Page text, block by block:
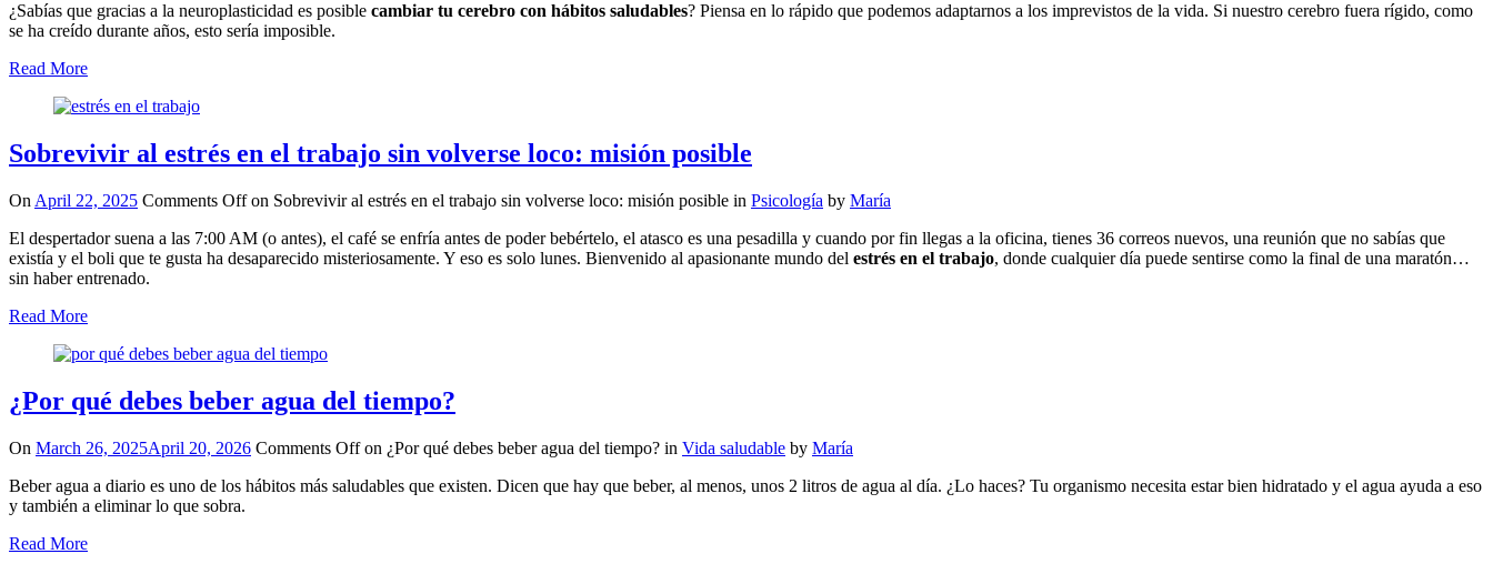
¿Sabías que gracias a la neuroplasticidad es posible cambiar tu cerebro con hábitos saludables? Piensa en lo rápido que podemos adaptarnos a los imprevistos de la vida. Si nuestro cerebro fuera rígido, como
se ha creído durante años, esto sería imposible.
Read More
Sobrevivir al estrés en el trabajo sin volverse loco: misión posible
On April 22, 2025 Comments Offon Sobrevivir al estrés en el trabajo sin volverse loco: misión posible in Psicología by María
El despertador suena a las 7:00 AM (o antes), el café se enfría antes de poder bebértelo, el atasco es una pesadilla y cuando por fin llegas a la oficina, tienes 36 correos nuevos, una reunión que no sabías que
existía y el boli que te gusta ha desaparecido misteriosamente. Y eso es solo lunes. Bienvenido al apasionante mundo del estrés en el trabajo, donde cualquier día puede sentirse como la final de una maratón…
sin haber entrenado.
Read More
¿Por qué debes beber agua del tiempo?
On March 26, 2025April 20, 2026 Comments Offon ¿Por qué debes beber agua del tiempo? in Vida saludable by María
Beber agua a diario es uno de los hábitos más saludables que existen. Dicen que hay que beber, al menos, unos 2 litros de agua al día. ¿Lo haces? Tu organismo necesita estar bien hidratado y el agua ayuda a eso
y también a eliminar lo que sobra.
Read More